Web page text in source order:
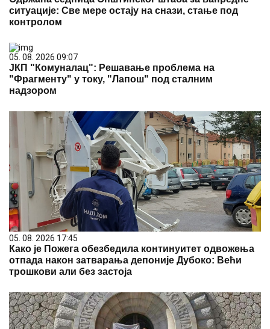
ситуације: Све мере остају на снази, стање под
контролом
05. 08. 2026 09:07
ЈКП "Комуналац": Решавање проблема на
"Фрагменту" у току, "Лапош" под сталним
надзором
05. 08. 2026 17:45
Како је Пожега обезбедила континуитет одвожења
отпада након затварања депоније Дубоко: Већи
трошкови али без застоја